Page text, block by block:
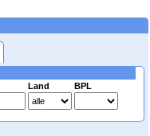
Land BPL